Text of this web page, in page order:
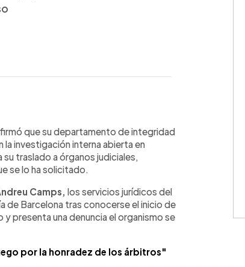
que su departamento de integridad
investigación interna abierta en
traslado a órganos judiciales,
se lo ha solicitado.
Camps, los servicios jurídicos del
de Barcelona tras conocerse el inicio de
presenta una denuncia el organismo se
por la honradez de los árbitros"